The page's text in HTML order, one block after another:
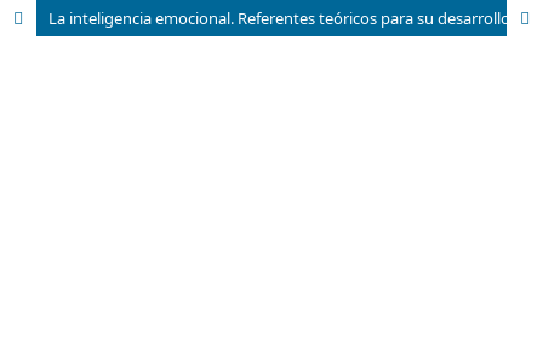
La inteligencia emocional. Referentes teóricos para su desarrollo en el profesional de Pedagogía-Psicología en la formación inicial.